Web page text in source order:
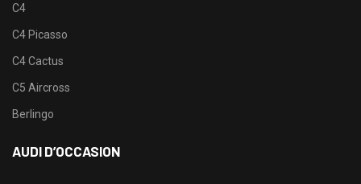
C4
C4 Picasso
C4 Cactus
C5 Aircross
Berlingo
AUDI D’OCCASION